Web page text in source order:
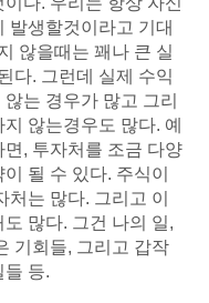
발생할것이라고 기대
않을때는 꽤나 큰 실
다. 그런데 실제 수익
는 경우가 많고 그리
않는경우도 많다. 예
, 투자처를 조금 다양
될 수 있다. 주식이
는 많다. 그리고 이
많다. 그건 나의 일,
기회들, 그리고 갑작
들 등.